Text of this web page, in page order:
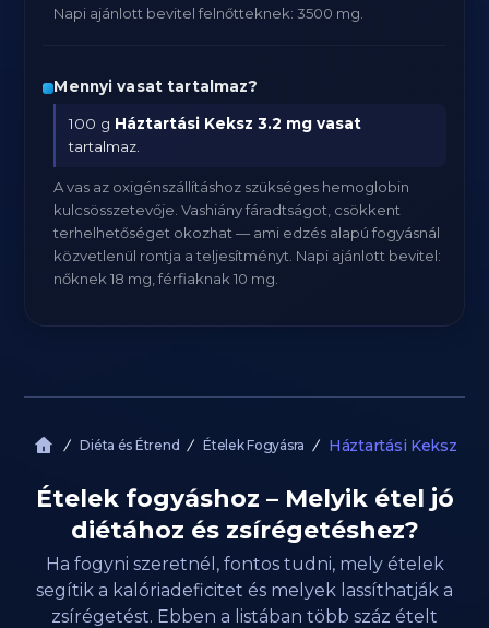
Napi ajánlott bevitel felnőtteknek: 3500 mg.
Mennyi vasat tartalmaz?
100 g Háztartási Keksz 3.2 mg vasat
tartalmaz.
A vas az oxigénszállításhoz szükséges hemoglobin
kulcsösszetevője. Vashiány fáradtságot, csökkent
terhelhetőséget okozhat — ami edzés alapú fogyásnál
közvetlenül rontja a teljesítményt. Napi ajánlott bevitel:
nőknek 18 mg, férfiaknak 10 mg.
Diéta és Étrend Ételek Fogyásra Háztartási Keksz
Ételek fogyáshoz – Melyik étel jó
diétához és zsírégetéshez?
Ha fogyni szeretnél, fontos tudni, mely ételek
segítik a kalóriadeficitet és melyek lassíthatják a
zsírégetést. Ebben a listában több száz ételt